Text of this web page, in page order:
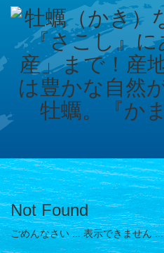
Not Found
ごめんなさい ... 表示できません ...